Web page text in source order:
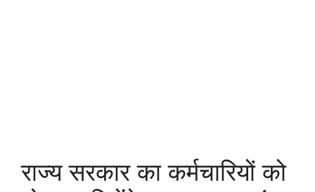
राज्य सरकार का कर्मचारियों को